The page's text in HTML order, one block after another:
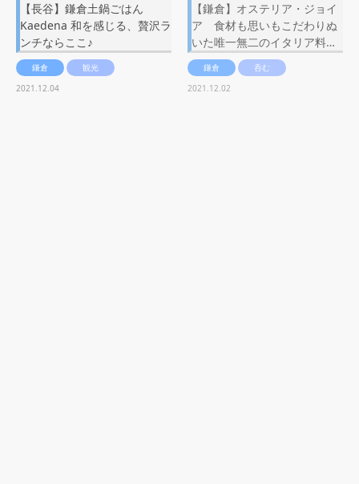
【長谷】鎌倉土鍋ごはん
Kaedena 和を感じる、贅沢ラ
ンチならここ♪
鎌倉
観光
2021.12.04
【鎌倉】オステリア・ジョイ
ア 食材も思いもこだわりぬ
いた唯一無二のイタリア料…
鎌倉
呑む
2021.12.02